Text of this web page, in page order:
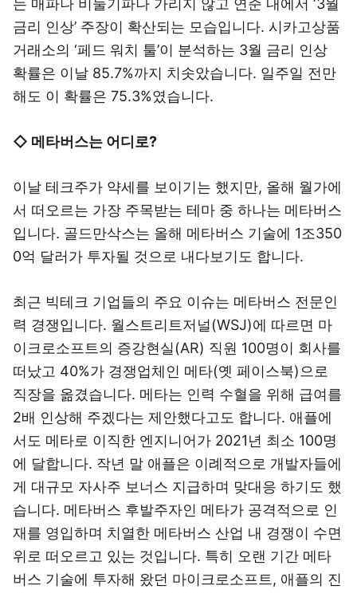
는 매파나 비둘기파나 가리지 않고 연준 내에서 ‘3월
금리 인상’ 주장이 확산되는 모습입니다. 시카고상품
거래소의 ‘페드 워치 툴’이 분석하는 3월 금리 인상
확률은 이날 85.7%까지 치솟았습니다. 일주일 전만
해도 이 확률은 75.3%였습니다.
◇ 메타버스는 어디로?
이날 테크주가 약세를 보이기는 했지만, 올해 월가에
서 떠오르는 가장 주목받는 테마 중 하나는 메타버스
입니다. 골드만삭스는 올해 메타버스 기술에 1조350
0억 달러가 투자될 것으로 내다보기도 합니다.
최근 빅테크 기업들의 주요 이슈는 메타버스 전문인
력 경쟁입니다. 월스트리트저널(WSJ)에 따르면 마
이크로소프트의 증강현실(AR) 직원 100명이 회사를
떠났고 40%가 경쟁업체인 메타(옛 페이스북)으로
직장을 옮겼습니다. 메타는 인력 수혈을 위해 급여를
2배 인상해 주겠다는 제안했다고도 합니다. 애플에
서도 메타로 이직한 엔지니어가 2021년 최소 100명
에 달합니다. 작년 말 애플은 이례적으로 개발자들에
게 대규모 자사주 보너스 지급하며 맞대응 하기도 했
습니다. 메타버스 후발주자인 메타가 공격적으로 인
재를 영입하며 치열한 메타버스 산업 내 경쟁이 수면
위로 떠오르고 있는 것입니다. 특히 오랜 기간 메타
버스 기술에 투자해 왔던 마이크로소프트, 애플의 진